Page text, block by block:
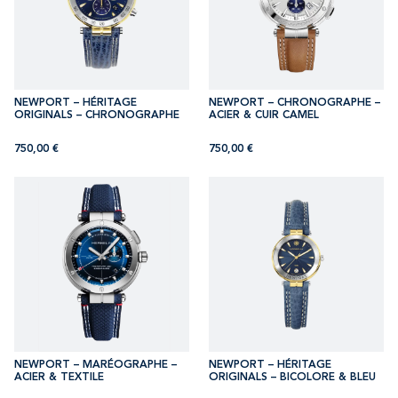
NEWPORT – HÉRITAGE
ORIGINALS – CHRONOGRAPHE
750,00 €
NEWPORT – CHRONOGRAPHE –
ACIER & CUIR CAMEL
750,00 €
NEWPORT – MARÉOGRAPHE –
ACIER & TEXTILE
NEWPORT – HÉRITAGE
ORIGINALS – BICOLORE & BLEU